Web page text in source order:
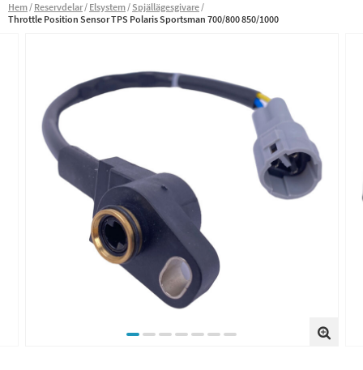
Hem Reservdelar Elsystem Spjällägesgivare
Throttle Position Sensor TPS Polaris Sportsman 700/800 850/1000